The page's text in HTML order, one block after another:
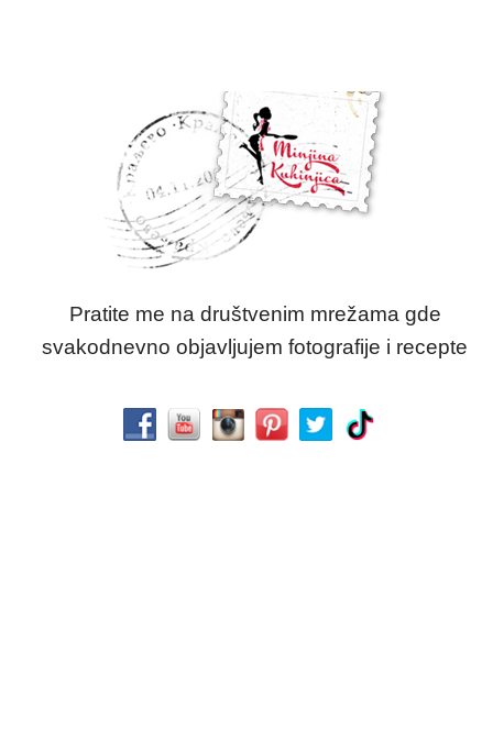
Pratite me na društvenim mrežama gde
svakodnevno objavljujem fotografije i recepte